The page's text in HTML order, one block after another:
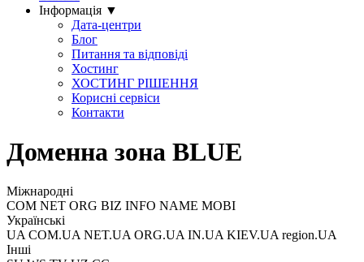
Інформація ▼
Дата-центри
Блог
Питання та відповіді
Хостинг
ХОСТИНГ РІШЕННЯ
Корисні сервіси
Контакти
Доменна зона BLUE
Міжнародні
COM NET ORG BIZ INFO NAME MOBI
Українські
UA COM.UA NET.UA ORG.UA IN.UA KIEV.UA region.UA
Інші